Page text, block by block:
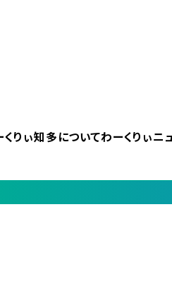
くりぃ知多についてわーくりぃニ